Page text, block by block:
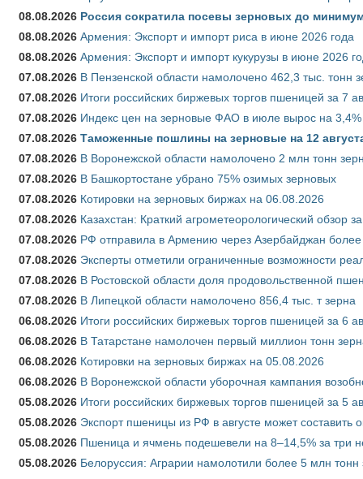
08.08.2026 Россия сократила посевы зерновых до
08.08.2026 Армения: Экспорт и импорт риса в июне 2026 года
08.08.2026 Армения: Экспорт и импорт кукурузы в июне 2026
07.08.2026 В Пензенской области намолочено 462,3 тыс. тонн
07.08.2026 Итоги российских биржевых торгов пшеницей за 7
07.08.2026 Индекс цен на зерновые ФАО в июле вырос на 3,4%
07.08.2026 Таможенные пошлины на зерновые на 12
07.08.2026 В Воронежской области намолочено 2 млн тонн
07.08.2026 В Башкортостане убрано 75% озимых зерновых
07.08.2026 Котировки на зерновых биржах на 06.08.2026
07.08.2026 Казахстан: Краткий агрометеорологический обзор
07.08.2026 РФ отправила в Армению через Азербайджан более
07.08.2026 Эксперты отметили ограниченные возможности
07.08.2026 В Ростовской области доля продовольственной
07.08.2026 В Липецкой области намолочено 856,4 тыс. т зерна
06.08.2026 Итоги российских биржевых торгов пшеницей за 6
06.08.2026 В Татарстане намолочен первый миллион тонн
06.08.2026 Котировки на зерновых биржах на 05.08.2026
06.08.2026 В Воронежской области уборочная кампания
05.08.2026 Итоги российских биржевых торгов пшеницей за 5
05.08.2026 Экспорт пшеницы из РФ в августе может составить
05.08.2026 Пшеница и ячмень подешевели на 8–14,5% за три
05.08.2026 Белоруссия: Аграрии намолотили более 5 млн тонн